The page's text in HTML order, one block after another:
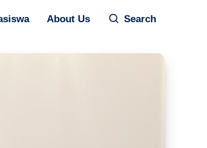
About Us Search